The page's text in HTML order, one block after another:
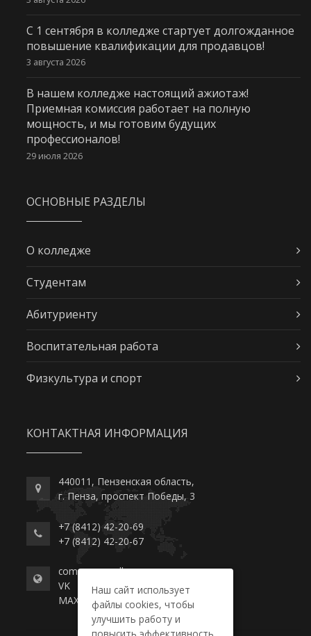
С 1 сентября в колледже стартует долгожданное
повышение квалификации для продавцов!
3 августа 2026
В нашем колледже настоящий ажиотаж!
Приемная комиссия работает на полную
мощность, и мы готовим будущих
профессионалов!
29 июля 2026
ОСНОВНЫЕ РАЗДЕЛЫ
О колледже
Студентам
Абитуриенту
Воспитательная работа
Физкультура и спорт
КОНТАКТНАЯ ИНФОРМАЦИЯ
440011, Пензенская область,
г. Пенза, проспект Победы, 3
+7 (8412) 42-20-69
+7 (8412) 42-20-67
commerce-college.ru
VK
MAX
Наш сайт использует
файлы cookies, чтобы
улучшить работу и